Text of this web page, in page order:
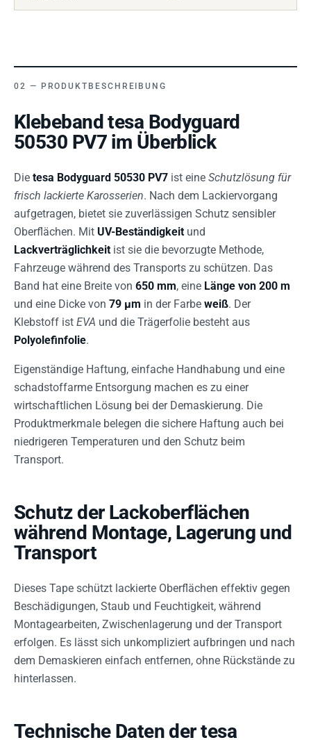
PRODUKTBESCHREIBUNG
Klebeband tesa Bodyguard
50530 PV7 im Überblick
Die tesa Bodyguard 50530 PV7 ist eine Schutzlösung für
frisch lackierte Karosserien. Nach dem Lackiervorgang
aufgetragen, bietet sie zuverlässigen Schutz sensibler
Oberflächen. Mit UV-Beständigkeit und
Lackverträglichkeit ist sie die bevorzugte Methode,
Fahrzeuge während des Transports zu schützen. Das
Band hat eine Breite von 650 mm, eine Länge von 200 m
und eine Dicke von 79 µm in der Farbe weiß. Der
Klebstoff ist EVA und die Trägerfolie besteht aus
Polyolefinfolie.
Eigenständige Haftung, einfache Handhabung und eine
schadstoffarme Entsorgung machen es zu einer
wirtschaftlichen Lösung bei der Demaskierung. Die
Produktmerkmale belegen die sichere Haftung auch bei
niedrigeren Temperaturen und den Schutz beim
Transport.
Schutz der Lackoberflächen
während Montage, Lagerung und
Transport
Dieses Tape schützt lackierte Oberflächen effektiv gegen
Beschädigungen, Staub und Feuchtigkeit, während
Montagearbeiten, Zwischenlagerung und der Transport
erfolgen. Es lässt sich unkompliziert aufbringen und nach
dem Demaskieren einfach entfernen, ohne Rückstände zu
hinterlassen.
Technische Daten der tesa